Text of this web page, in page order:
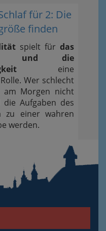
für 2: Die
finden
spielt für das
und die
eine
Wer schlecht
Morgen nicht
Aufgaben des
zu einer wahren
werden.